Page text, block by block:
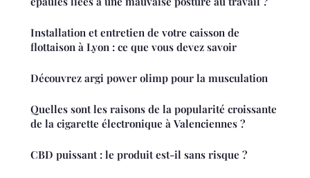
Installation et entretien de votre caisson de
flottaison à Lyon : ce que vous devez savoir
Découvrez argi power olimp pour la musculation
Quelles sont les raisons de la popularité croissante
de la cigarette électronique à Valenciennes ?
CBD puissant : le produit est-il sans risque ?